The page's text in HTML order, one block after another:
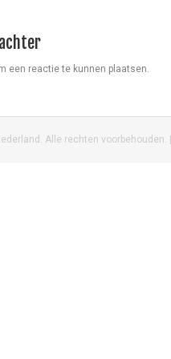
een reactie te kunnen plaatsen.
Alle rechten voorbehouden. |